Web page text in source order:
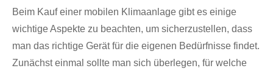
Beim Kauf einer mobilen Klimaanlage gibt es einige
wichtige Aspekte zu beachten, um sicherzustellen, dass
man das richtige Gerät für die eigenen Bedürfnisse findet.
Zunächst einmal sollte man sich überlegen, für welche